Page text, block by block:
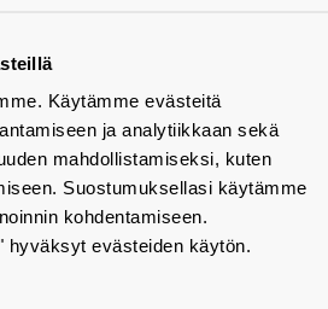
Käytämme evästeitä
ja analytiikkaan sekä
mahdollistamiseksi, kuten
Suostumuksellasi käytämme
kohdentamiseen.
hyväksyt evästeiden käytön.